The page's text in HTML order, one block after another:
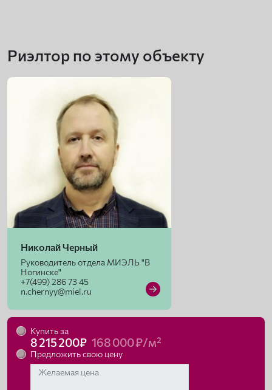
Риэлтор по этому объекту
Николай Черный
Руководитель отдела МИЭЛЬ "В
Ногинске"
+7(499) 286 73 45
n.chernyy@miel.ru
Купить за
8 215 200₽ 168 000 ₽/м²
Предложить свою цену
Желаемая цена